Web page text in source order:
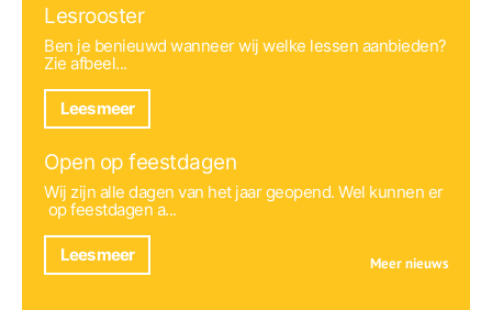
Lesrooster
Ben je benieuwd wanneer wij welke lessen aanbieden?
Zie afbeel...
Lees meer
Open op feestdagen
Wij zijn alle dagen van het jaar geopend. Wel kunnen er
op feestdagen a...
Lees meer Meer nieuws